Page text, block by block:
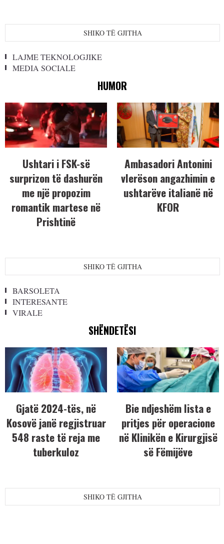
SHIKO TË GJITHA
LAJME TEKNOLOGJIKE
MEDIA SOCIALE
HUMOR
Ushtari i FSK-së
surprizon të dashurën
me një propozim
romantik martese në
Prishtinë
Ambasadori Antonini
vlerëson angazhimin e
ushtarëve italianë në
KFOR
SHIKO TË GJITHA
BARSOLETA
INTERESANTE
VIRALE
SHËNDETËSI
Gjatë 2024-tës, në
Kosovë janë regjistruar
548 raste të reja me
tuberkuloz
Bie ndjeshëm lista e
pritjes për operacione
në Klinikën e Kirurgjisë
së Fëmijëve
SHIKO TË GJITHA